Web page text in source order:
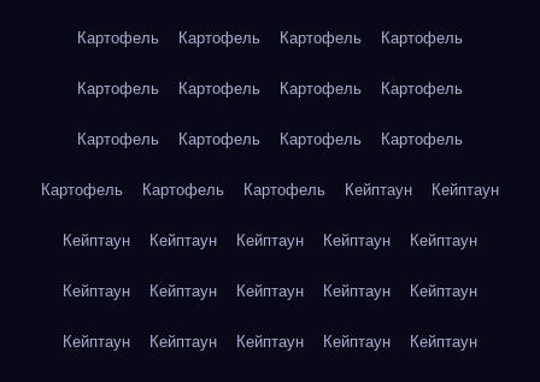
Картофель Картофель Картофель Картофель
Картофель Картофель Картофель Картофель
Картофель Картофель Картофель Картофель
Картофель Картофель Картофель Кейптаун Кейптаун
Кейптаун Кейптаун Кейптаун Кейптаун Кейптаун
Кейптаун Кейптаун Кейптаун Кейптаун Кейптаун
Кейптаун Кейптаун Кейптаун Кейптаун Кейптаун